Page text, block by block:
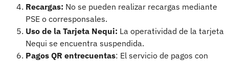
Recargas: No se pueden realizar recargas mediante
PSE o corresponsales.
Uso de la Tarjeta Nequi: La operatividad de la tarjeta
Nequi se encuentra suspendida.
Pagos QR entrecuentas: El servicio de pagos con